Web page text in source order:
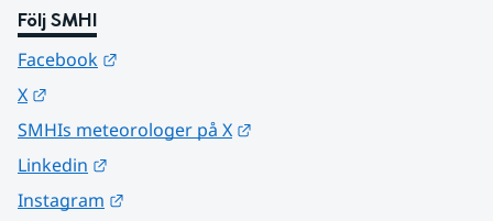
Följ SMHI
Facebook
X
SMHIs meteorologer på X
Linkedin
Instagram